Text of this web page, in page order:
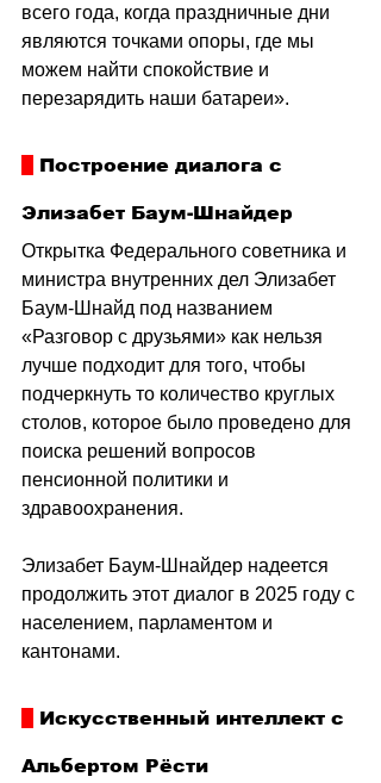
всего года, когда праздничные дни
являются точками опоры, где мы
можем найти спокойствие и
перезарядить наши батареи».
Построение диалога с
Элизабет Баум-Шнайдер
Открытка Федерального советника и
министра внутренних дел Элизабет
Баум-Шнайд под названием
«Разговор с друзьями» как нельзя
лучше подходит для того, чтобы
подчеркнуть то количество круглых
столов, которое было проведено для
поиска решений вопросов
пенсионной политики и
здравоохранения.
Элизабет Баум-Шнайдер надеется
продолжить этот диалог в 2025 году с
населением, парламентом и
кантонами.
Искусственный интеллект с
Альбертом Рёсти